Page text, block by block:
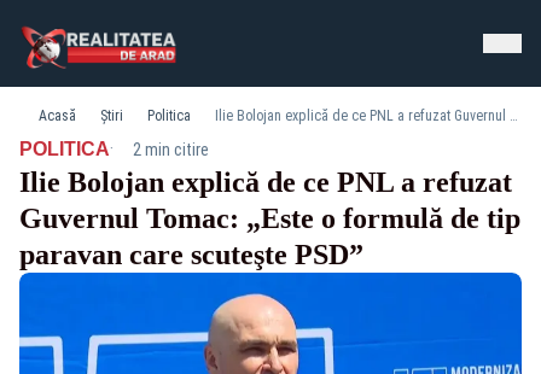
Acasă Știri Politica Ilie Bolojan explică de ce PNL a refuzat Guvernul Tomac: „Este o formulă de tip paravan care scuteşte PSD”
POLITICA· 2 min citire
Ilie Bolojan explică de ce PNL a refuzat
Guvernul Tomac: „Este o formulă de tip
paravan care scuteşte PSD”